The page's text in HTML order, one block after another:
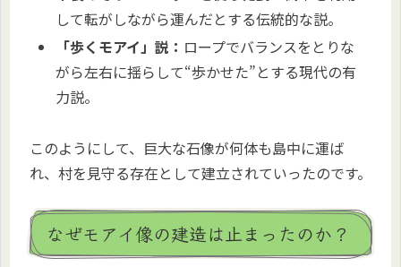
して転がしながら運んだとする伝統的な説。
「歩くモアイ」説： ロープでバランスをとりな
がら左右に揺らして“歩かせた”とする現代の有
力説。
このようにして、巨大な石像が何体も島中に運ば
れ、村を見守る存在として建立されていったのです。
なぜモアイ像の建造は止まったのか？